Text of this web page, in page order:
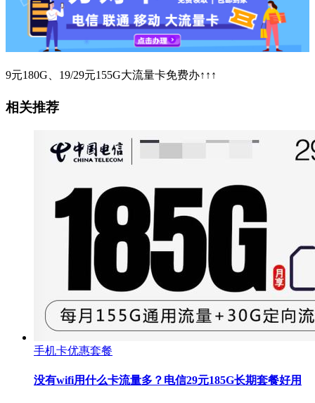
9元180G、19/29元155G大流量卡免费办↑↑↑
相关推荐
手机卡优惠套餐
没有wifi用什么卡流量多？电信29元185G长期套餐好用